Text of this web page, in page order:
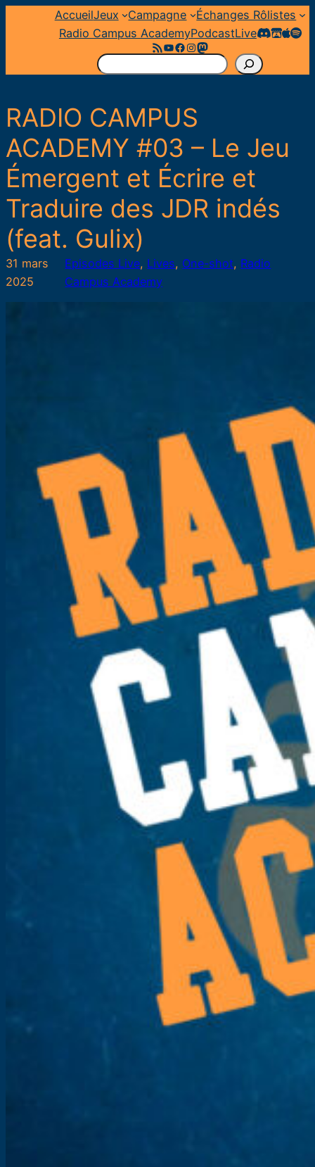
AccueilJeux Campagne
Échanges Rôlistes
Radio Campus AcademyPodcastLive
Flux RSS YouTube Facebook InstagramMastodon
R
h
r
c
h
e
RADIO CAMPUS
ACADEMY #03 – Le Jeu
Émergent et Écrire et
Traduire des JDR indés
(feat. Gulix)
31 mars
2025
Episodes Live, Lives, One-shot, Radio
Campus Academy